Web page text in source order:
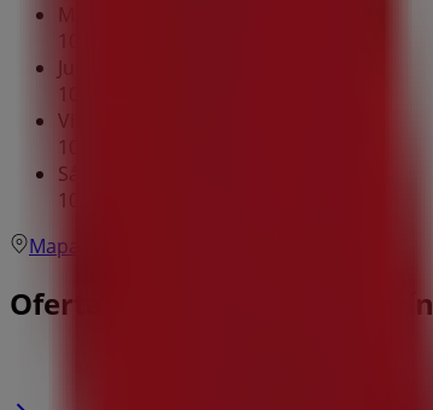
Miércoles
10:00 - 13:30
Jueves
10:00 - 13:30
Viernes
10:00 - 13:30
Sábado
10:00 - 13:30
Mapa
Ofertas de Vodafone en Verín